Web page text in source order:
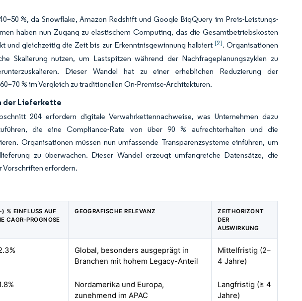
%, da Snowflake, Amazon Redshift und Google BigQuery im Preis-Leistungs-
haben nun Zugang zu elastischem Computing, das die Gesamtbetriebskosten
und gleichzeitig die Zeit bis zur Erkenntnisgewinnung halbiert [2]. Organisationen
Skalierung nutzen, um Lastspitzen während der Nachfrageplanungszyklen zu
Dieser Wandel hat zu einer erheblichen Reduzierung der
% im Vergleich zu traditionellen On-Premise-Architekturen.
der Lieferkette
204 erfordern digitale Verwahrkettennachweise, was Unternehmen dazu
die eine Compliance-Rate von über 90 % aufrechterhalten und die
Organisationen müssen nun umfassende Transparenzsysteme einführen, um
zu überwachen. Dieser Wandel erzeugt umfangreiche Datensätze, die
Vorschriften erfordern.
% EINFLUSS AUF
CAGR-PROGNOSE
GEOGRAFISCHE RELEVANZ
ZEITHORIZONT
DER
AUSWIRKUNG
Global, besonders ausgeprägt in
Branchen mit hohem Legacy-Anteil
Mittelfristig (2–
4 Jahre)
Nordamerika und Europa,
zunehmend im APAC
Langfristig (≥ 4
Jahre)